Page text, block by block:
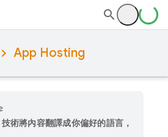
App Hosting
術將內容翻譯成你偏好的語言，